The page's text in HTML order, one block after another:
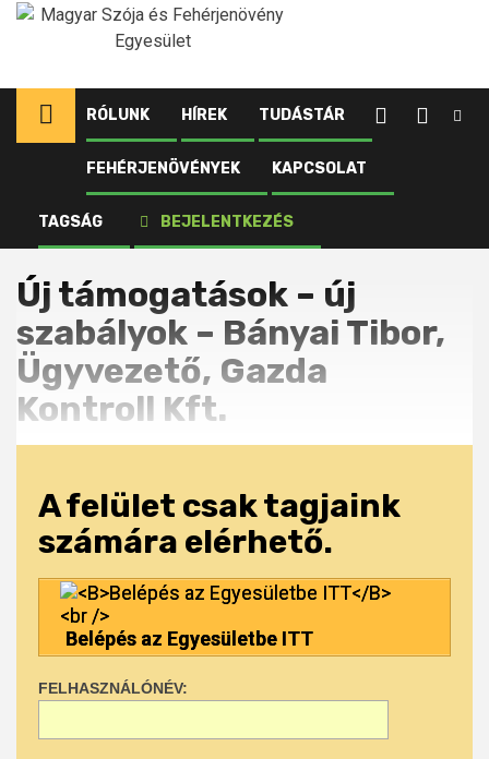
Ugrás
RÓLUNK HÍREK TUDÁSTÁR
FEHÉRJENÖVÉNYEK KAPCSOLAT
TAGSÁG BEJELENTKEZÉS
Kezdőlap
Ügyvezető, Gazda Kontroll Kft.
Új támogatások – új
szabályok – Bányai Tibor,
Ügyvezető, Gazda
Kontroll Kft.
A felület csak tagjaink
számára elérhető.
Belépés az Egyesületbe ITT
FELHASZNÁLÓNÉV: